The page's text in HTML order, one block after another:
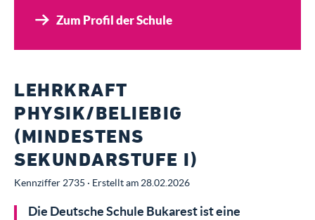
Zum Profil der Schule
LEHRKRAFT
PHYSIK/BELIEBIG
(MINDESTENS
SEKUNDARSTUFE I)
Kennziffer 2735 · Erstellt am 28.02.2026
Die Deutsche Schule Bukarest ist eine